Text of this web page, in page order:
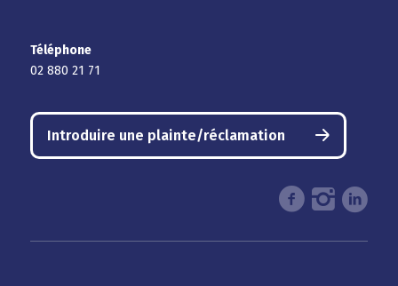
Téléphone
02 880 21 71
Introduire une plainte/réclamation